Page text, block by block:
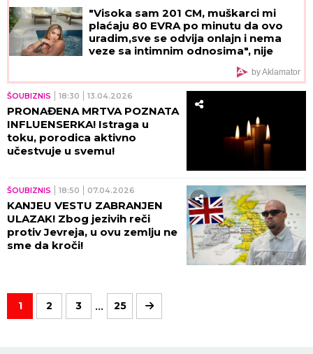
"Visoka sam 201 CM, muškarci mi
plaćaju 80 EVRA po minutu da ovo
uradim,sve se odvija onlajn i nema
veze sa intimnim odnosima", nije
bizarnu opciju - pare su vrh ledenog
by Aklamator
ŠOUBIZNIS 18:30 13.04.2026
PRONAĐENA MRTVA POZNATA
INFLUENSERKA! Istraga u
toku, porodica aktivno
učestvuje u svemu!
ŠOUBIZNIS 18:50 07.04.2026
KANJEU VESTU ZABRANJEN
ULAZAK! Zbog jezivih reči
protiv Jevreja, u ovu zemlju ne
sme da kroči!
1 2 3 ... 25